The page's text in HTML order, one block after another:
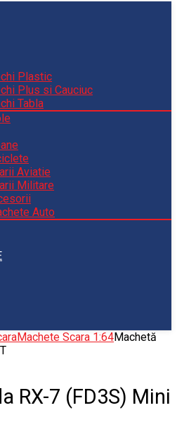
Plastic
Plus si Cauciuc
Tabla
Aviatie
Militare
Auto
Machete Scara 1:64Machetă
RX-7 (FD3S) Mini